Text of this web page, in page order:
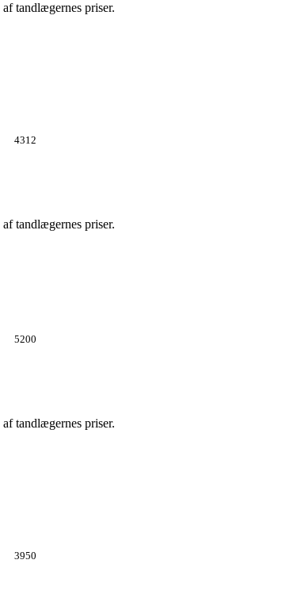
af tandlægernes priser.
4312
af tandlægernes priser.
5200
af tandlægernes priser.
3950